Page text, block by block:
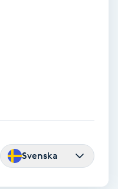
Svenska